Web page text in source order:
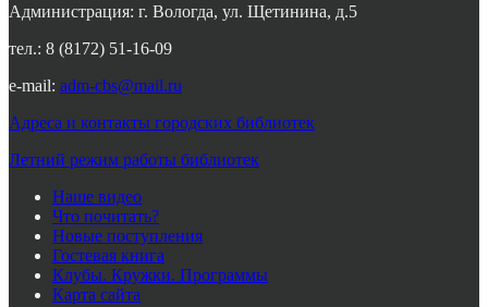
Администрация: г. Вологда, ул. Щетинина, д.5
тел.: 8 (8172) 51-16-09
e-mail: adm-cbs@mail.ru
Адреса и контакты городских библиотек
Летний режим работы библиотек
Наше видео
Что почитать?
Новые поступления
Гостевая книга
Клубы. Кружки. Программы
Карта сайта